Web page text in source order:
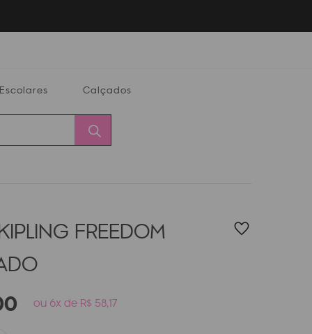
Escolares Calçados
FREEDOM
ou 6x de R$ 58,17